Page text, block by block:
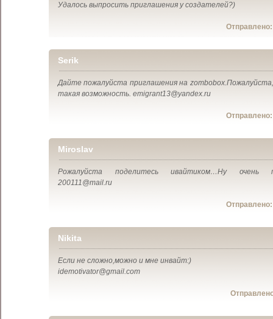
Удалось выпросить приглашения у создателей?)
Serik
Дайте пожалуйста приглашения на
такая возможность. emigrant13@yandex.ru
Miroslav
Рожалуйста поделитесь ивайтиком…Ну очень
200111@mail.ru
Nikita
Если не сложно,можно и мне инвайт:)
idemotivator@gmail.com